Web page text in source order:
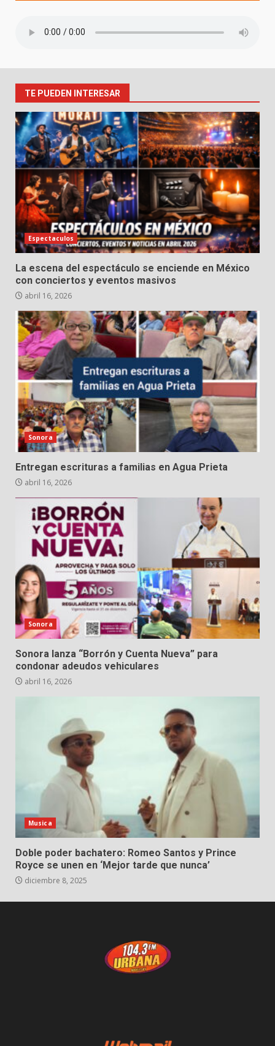
TE PUEDEN INTERESAR
Espectaculos
La escena del espectáculo se enciende en México
con conciertos y eventos masivos
abril 16, 2026
Sonora
Entregan escrituras a familias en Agua Prieta
abril 16, 2026
Sonora
Sonora lanza “Borrón y Cuenta Nueva” para
condonar adeudos vehiculares
abril 16, 2026
Musica
Doble poder bachatero: Romeo Santos y Prince
Royce se unen en ‘Mejor tarde que nunca’
diciembre 8, 2025